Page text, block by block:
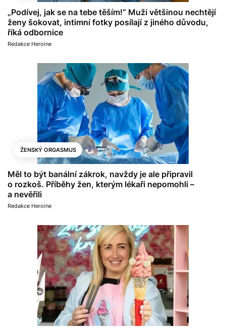
„Podívej, jak se na tebe těším!“ Muži většinou nechtějí
ženy šokovat, intimní fotky posílají z jiného důvodu,
říká odbornice
Redakce Heroine
ŽENSKÝ ORGASMUS
Měl to být banální zákrok, navždy je ale připravil
o rozkoš. Příběhy žen, kterým lékaři nepomohli –
a nevěřili
Redakce Heroine